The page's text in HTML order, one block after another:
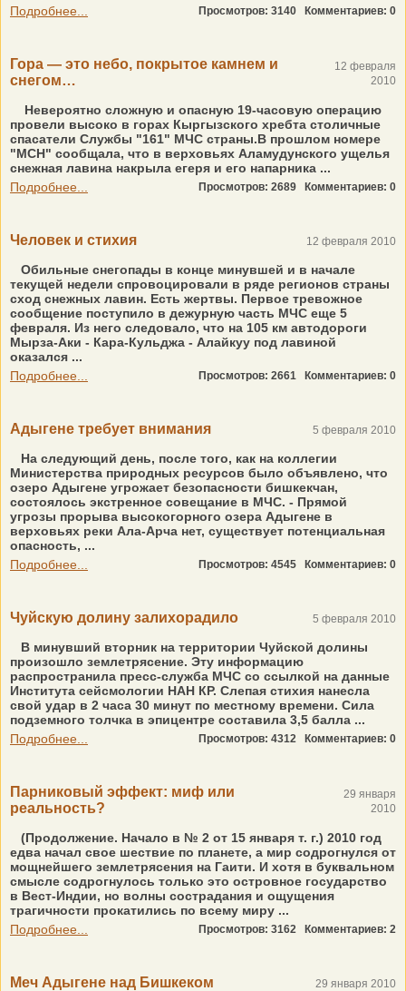
Подробнее...
Просмотров: 3140 Комментариев: 0
Гора — это небо, покрытое камнем и
снегом…
12 февраля
2010
Невероятно сложную и опасную 19-часовую операцию
провели высоко в горах Кыргызского хребта столичные
спасатели Службы "161" МЧС страны.В прошлом номере
"МСН" сообщала, что в верховьях Аламудунского ущелья
снежная лавина накрыла егеря и его напарника ...
Подробнее...
Просмотров: 2689 Комментариев: 0
Человек и стихия 12 февраля 2010
Обильные снегопады в конце минувшей и в начале
текущей недели спровоцировали в ряде регионов страны
сход снежных лавин. Есть жертвы. Первое тревожное
сообщение поступило в дежурную часть МЧС еще 5
февраля. Из него следовало, что на 105 км автодороги
Мырза-Аки - Кара-Кульджа - Алайкуу под лавиной
оказался ...
Подробнее...
Просмотров: 2661 Комментариев: 0
Адыгене требует внимания 5 февраля 2010
На следующий день, после того, как на коллегии
Министерства природных ресурсов было объявлено, что
озеро Адыгене угрожает безопасности бишкекчан,
состоялось экстренное совещание в МЧС. - Прямой
угрозы прорыва высокогорного озера Адыгене в
верховьях реки Ала-Арча нет, существует потенциальная
опасность, ...
Подробнее...
Просмотров: 4545 Комментариев: 0
Чуйскую долину залихорадило 5 февраля 2010
В минувший вторник на территории Чуйской долины
произошло землетрясение. Эту информацию
распространила пресс-служба МЧС со ссылкой на данные
Института сейсмологии НАН КР. Слепая стихия нанесла
свой удар в 2 часа 30 минут по местному времени. Сила
подземного толчка в эпицентре составила 3,5 балла ...
Подробнее...
Просмотров: 4312 Комментариев: 0
Парниковый эффект: миф или
реальность?
29 января
2010
(Продолжение. Начало в № 2 от 15 января т. г.) 2010 год
едва начал свое шествие по планете, а мир содрогнулся от
мощнейшего землетрясения на Гаити. И хотя в буквальном
смысле содрогнулось только это островное государство
в Вест-Индии, но волны сострадания и ощущения
трагичности прокатились по всему миру ...
Подробнее...
Просмотров: 3162 Комментариев: 2
Меч Адыгене над Бишкеком 29 января 2010